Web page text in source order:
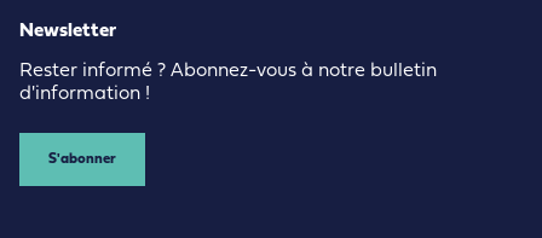
Newsletter
Rester informé ? Abonnez-vous à notre bulletin
d'information !
S'abonner